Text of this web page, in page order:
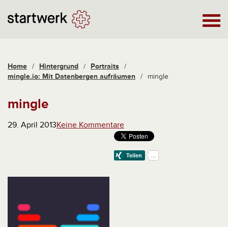
Home / Hintergrund / Portraits /
mingle.io: Mit Datenbergen aufräumen / mingle
mingle
29. April 2013Keine Kommentare